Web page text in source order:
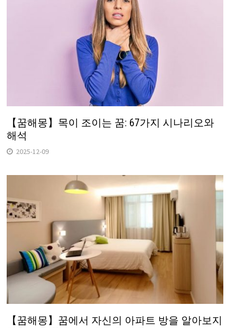
【꿈해몽】목이 조이는 꿈: 67가지 시나리오와
해석
2025-12-09
【꿈해몽】꿈에서 자신의 아파트 방을 알아보지